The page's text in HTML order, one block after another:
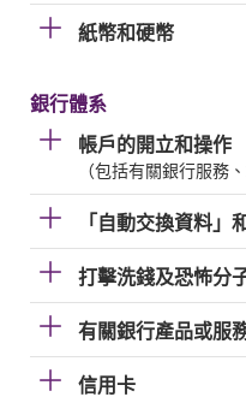
紙幣和硬幣
銀行體系
帳戶的開立和操作
（包括有關銀行服務
「自動交換資料」
打擊洗錢及恐怖分
有關銀行產品或服
信用卡